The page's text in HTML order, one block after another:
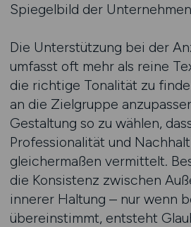
Spiegelbild der
Die Unterstützung bei der
umfasst oft mehr als reine
die richtige Tonalität zu
an die Zielgruppe
Gestaltung so zu wählen,
Professionalität und
gleichermaßen vermittelt.
die Konsistenz zwischen
innerer Haltung – nur wenn
übereinstimmt, entsteht